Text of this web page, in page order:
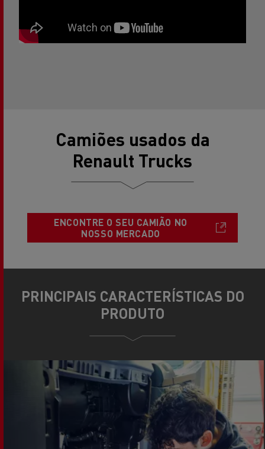
Camiões usados da
Renault Trucks
ENCONTRE O SEU CAMIÃO NO
NOSSO MERCADO
PRINCIPAIS CARACTERÍSTICAS DO
PRODUTO